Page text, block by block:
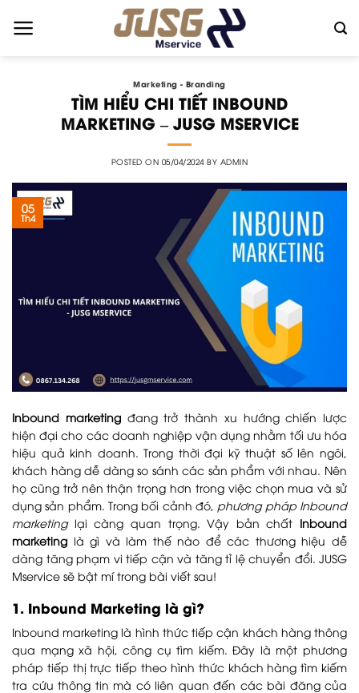
Marketing - Branding
TÌM HIỂU CHI TIẾT INBOUND
MARKETING – JUSG MSERVICE
POSTED ON 05/04/2024BY ADMIN
05
Th4
Inbound marketing đang trở thành xu hướng chiến lược
hiện đại cho các doanh nghiệp vận dụng nhằm tối ưu hóa
hiệu quả kinh doanh. Trong thời đại kỹ thuật số lên ngôi,
khách hàng dễ dàng so sánh các sản phẩm với nhau. Nên
họ cũng trở nên thận trọng hơn trong việc chọn mua và sử
dụng sản phẩm. Trong bối cảnh đó, phương pháp Inbound
marketinglại càng quan trọng. Vậy bản chất Inbound
marketing là gì và làm thế nào để các thương hiệu dễ
dàng tăng phạm vi tiếp cận và tăng tỉ lệ chuyển đổi. JUSG
Mservice sẽ bật mí trong bài viết sau!
1. Inbound Marketing là gì?
Inbound marketing là hình thức tiếp cận khách hàng thông
qua mạng xã hội, công cụ tìm kiếm. Đây là một phương
pháp tiếp thị trực tiếp theo hình thức khách hàng tìm kiếm
tra cứu thông tin mà có liên quan đến các bài đăng của